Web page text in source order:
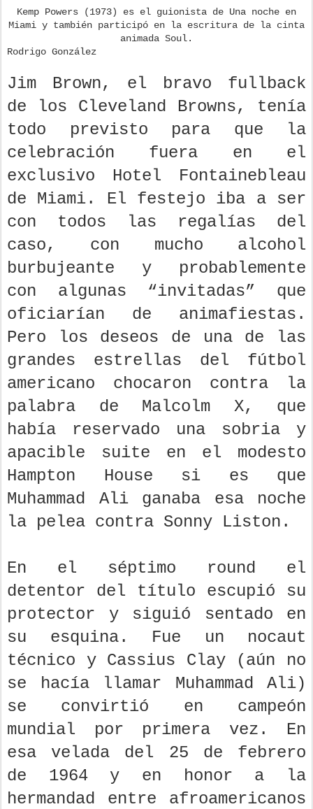
Kemp Powers (1973) es el guionista de Una noche en
Miami y también participó en la escritura de la cinta
animada Soul.
Rodrigo González
Jim Brown, el bravo fullback
de los Cleveland Browns, tenía
todo previsto para que la
celebración fuera en el
exclusivo Hotel Fontainebleau
de Miami. El festejo iba a ser
con todos las regalías del
caso, con mucho alcohol
burbujeante y probablemente
con algunas “invitadas” que
oficiarían de animafiestas.
Pero los deseos de una de las
grandes estrellas del fútbol
americano chocaron contra la
palabra de Malcolm X, que
había reservado una sobria y
apacible suite en el modesto
Hampton House si es que
Muhammad Ali ganaba esa noche
la pelea contra Sonny Liston.
En el séptimo round el
detentor del título escupió su
protector y siguió sentado en
su esquina. Fue un nocaut
técnico y Cassius Clay (aún no
se hacía llamar Muhammad Ali)
se convirtió en campeón
mundial por primera vez. En
esa velada del 25 de febrero
de 1964 y en honor a la
hermandad entre afroamericanos